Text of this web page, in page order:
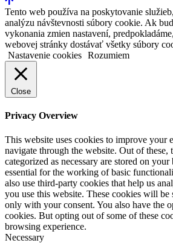
Tento web používa na poskytovanie
analýzu návštevnosti súbory cookie. Ak
vykonania zmien nastavení,
webovej stránky dostávať všetky súbory
Nastavenie cookies Rozumiem
Close
Privacy Overview
This website uses cookies to improve your
navigate through the website. Out of these,
categorized as necessary are stored on
essential for the working of basic
also use third-party cookies that help us
you use this website. These cookies will
only with your consent. You also have the
cookies. But opting out of some of these
browsing experience.
Necessary